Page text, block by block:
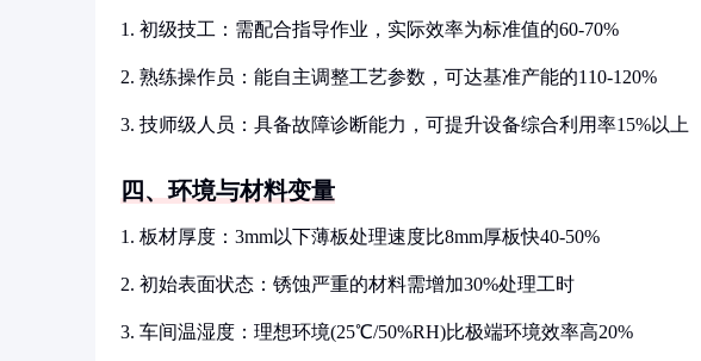
1. 初级技工：需配合指导作业，实际效率为标准值的60-70%
2. 熟练操作员：能自主调整工艺参数，可达基准产能的110-120%
3. 技师级人员：具备故障诊断能力，可提升设备综合利用率15%以上
四、环境与材料变量
1. 板材厚度：3mm以下薄板处理速度比8mm厚板快40-50%
2. 初始表面状态：锈蚀严重的材料需增加30%处理工时
3. 车间温湿度：理想环境(25℃/50%RH)比极端环境效率高20%